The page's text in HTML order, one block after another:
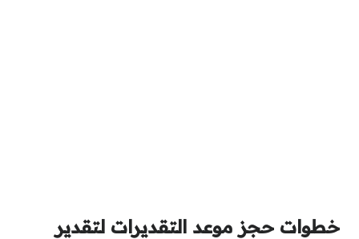
خطوات حجز موعد التقديرات لتقدير